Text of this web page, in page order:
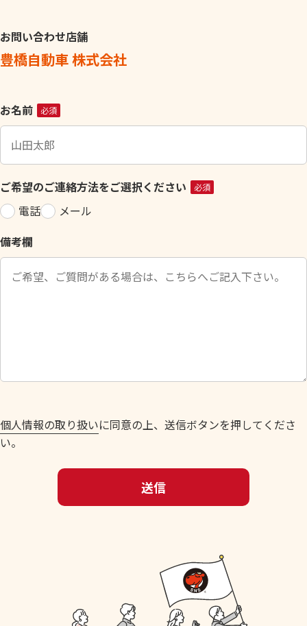
お問い合わせ店舗
豊橋自動車 株式会社
こ
の
ィ
ー
ル
ド
空
の
だ
い
。
お名前 必須
ご希望のご連絡方法をご選択ください 必須
電話
メール
備考欄
個人情報の取り扱いに同意の上、送信ボタンを押してくださ
い。